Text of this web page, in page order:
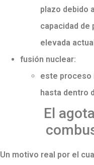
plazo debido
capacidad de
elevada
fusión nuclear:
este proceso
hasta dentro
El
Un motivo real por el